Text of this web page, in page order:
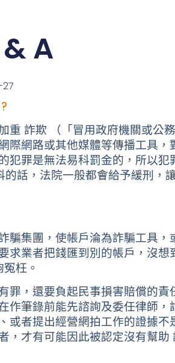
A
重 詐欺
（「冒用政府機關或公
際網路或其他媒體等傳播工具，
犯罪是無法易科罰金的，所以犯
話，法院一般都會給予緩刑，
騙集團，使帳戶淪為詐騙工具，
求業者把錢匯到別的帳戶，沒想
枉。
罪，還要負起民事損害賠償的責
作筆錄前能先諮詢及委任律師，
或者提出經營網拍工作的證據不
，才有可能因此被認定沒有幫助